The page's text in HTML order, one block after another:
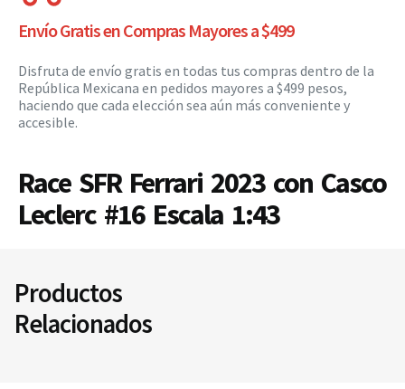
Envío Gratis en Compras Mayores a $499
Disfruta de envío gratis en todas tus compras dentro de la
República Mexicana en pedidos mayores a $499 pesos,
haciendo que cada elección sea aún más conveniente y
accesible.
Race SFR Ferrari 2023 con Casco
Leclerc #16 Escala 1:43
Productos
Relacionados